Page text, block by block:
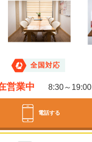
全国対応
営業中 8:30～19:00
電話する